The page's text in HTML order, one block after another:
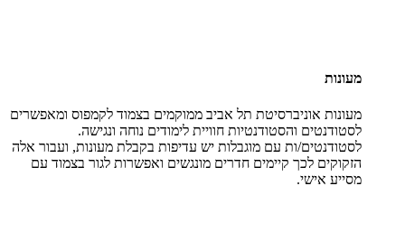
מעונות
מעונות אוניברסיטת תל אביב ממוקמים בצמוד לקמפוס ומאפשרים
לסטודנטים והסטודנטיות חוויית לימודים נוחה ונגישה.
לסטודנטים/ות עם מוגבלות יש עדיפות בקבלת מעונות, ועבור אלה
הזקוקים לכך קיימים חדרים מונגשים ואפשרות לגור בצמוד עם
מסייע אישי.